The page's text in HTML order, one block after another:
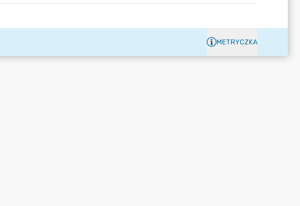
METRYCZKA